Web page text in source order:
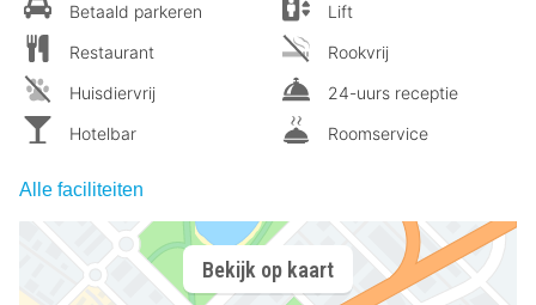
Betaald parkeren
Restaurant
Huisdiervrij
Hotelbar
Lift
Rookvrij
24-uurs receptie
Roomservice
Alle faciliteiten
Bekijk op kaart